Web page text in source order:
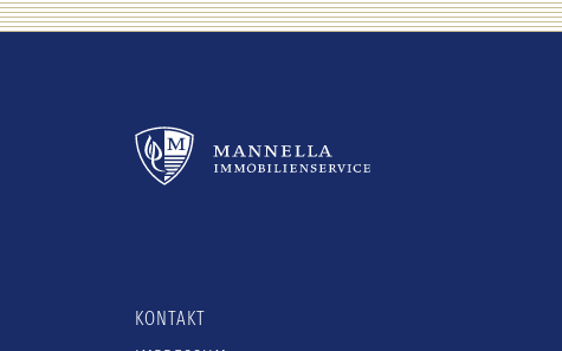
KONTAKT